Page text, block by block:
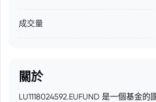
成交量
關於
LU1118024592.EUFUND 是一個基金的